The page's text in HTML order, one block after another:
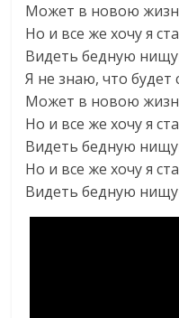
Может в новою
Но и все же хочу я
Видеть бедную
Я не знаю, что
Может в новою
Но и все же хочу я
Видеть бедную
Но и все же хочу я
Видеть бедную